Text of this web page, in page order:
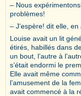
– Nous
problèmes!
– J’espère! dit elle,
Louise avait un lit
étirés, habillés dans
un bout, l’autre à
s’était endormi le
Elle avait même
l’amusement de la
avait commencé à la